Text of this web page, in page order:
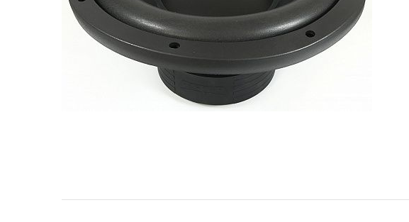
ГАДЖЕТЫ
СИГНАЛИЗАЦИИ
ПОМОЩЬ ПРИ ПАРКОВКЕ
МУЗЫКАЛЬНЫЕ АКСЕССУАРЫ